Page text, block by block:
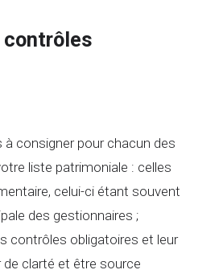
consigner pour chacun des
liste patrimoniale : celles
celui-ci étant souvent
des gestionnaires ;
contrôles obligatoires et leur
clarté et être source